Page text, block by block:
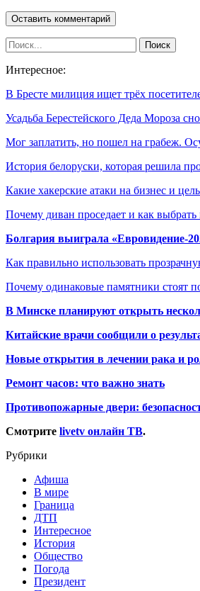
Интересное:
В Бресте милиция ищет трёх
Усадьба Берестейского Деда Мороза
Мог заплатить, но пошел на грабеж.
История белоруски, которая решила
Какие хакерские атаки на бизнес и
Почему диван проседает и как
Болгария выиграла «Евровидение-
Как правильно использовать
Почему одинаковые памятники стоят
В Минске планируют открыть
Китайские врачи сообщили о
Новые открытия в лечении рака и
Ремонт часов: что важно знать
Противопожарные двери:
Смотрите livetv онлайн ТВ.
Рубрики
Афиша
В мире
Граница
ДТП
Интересное
История
Общество
Погода
Президент